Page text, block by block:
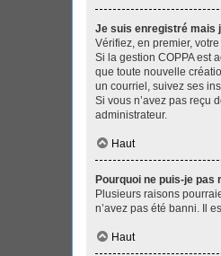
Je suis enregistré mais
Vérifiez, en premier,
Si la gestion COPPA est
que toute nouvelle
un courriel, suivez ses
Si vous n’avez pas reçu
administrateur.
Haut
Pourquoi ne puis-je pas
Plusieurs raisons
n’avez pas été banni. Il
Haut